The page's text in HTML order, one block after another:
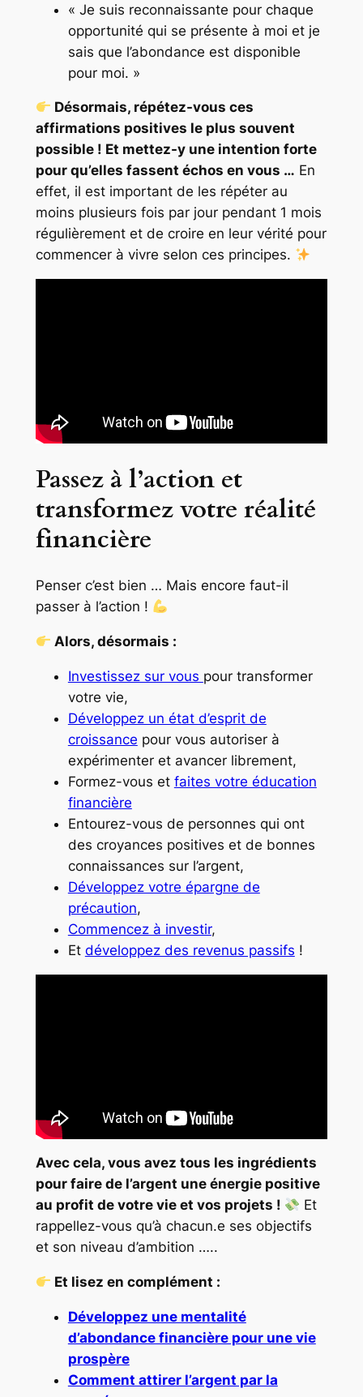
« Je suis reconnaissante pour chaque
opportunité qui se présente à moi et je
sais que l’abondance est disponible
pour moi. »
Désormais, répétez-vous ces
affirmations positives le plus souvent
possible ! Et mettez-y une intention forte
pour qu’elles fassent échos en vous … En
effet, il est important de les répéter au
moins plusieurs fois par jour pendant 1 mois
régulièrement et de croire en leur vérité pour
commencer à vivre selon ces principes.
Passez à l’action et
transformez votre réalité
financière
Penser c’est bien … Mais encore faut-il
passer à l’action !
Alors, désormais :
Investissez sur vous pour transformer
votre vie,
Développez un état d’esprit de
croissance pour vous autoriser à
expérimenter et avancer librement,
Formez-vous et faites votre éducation
financière
Entourez-vous de personnes qui ont
des croyances positives et de bonnes
connaissances sur l’argent,
Développez votre épargne de
précaution,
Commencez à investir,
Et développez des revenus passifs !
Avec cela, vous avez tous les ingrédients
pour faire de l’argent une énergie positive
au profit de votre vie et vos projets !
Et
rappellez-vous qu’à chacun.e ses objectifs
et son niveau d’ambition …..
Et lisez en complément :
Développez une mentalité
d’abondance financière pour une vie
prospère
Comment attirer l’argent par la